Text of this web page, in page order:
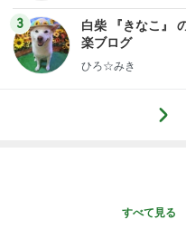
3
白柴 『きなこ』
楽ブログ
ひろ☆みき
すべて見る